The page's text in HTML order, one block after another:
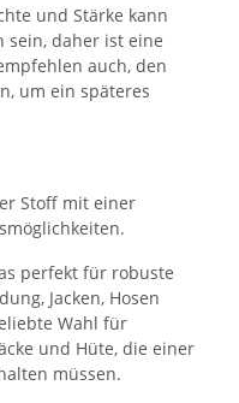
und Stärke kann
sein, daher ist eine
auch, den
um ein späteres
Stoff mit einer
perfekt für robuste
Jacken, Hosen
Wahl für
und Hüte, die einer
müssen.